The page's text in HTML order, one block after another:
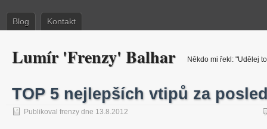
Blog Kontakt
Lumír 'Frenzy' Balhar Někdo mi řekl: "Udělej
TOP 5 nejlepších vtipů za
Publikoval frenzy dne 13.8.2012